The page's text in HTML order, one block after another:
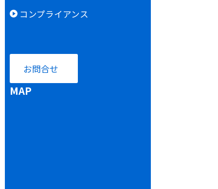
コンプライアンス
お問合せ
MAP